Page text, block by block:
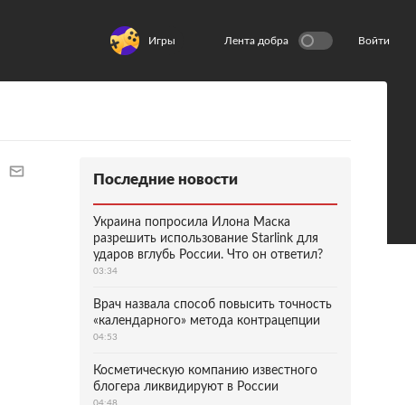
Игры Лента добра Войти
Последние новости
Украина попросила Илона Маска
разрешить использование Starlink для
ударов вглубь России. Что он ответил?
03:34
Врач назвала способ повысить точность
«календарного» метода контрацепции
04:53
Косметическую компанию известного
блогера ликвидируют в России
04:48